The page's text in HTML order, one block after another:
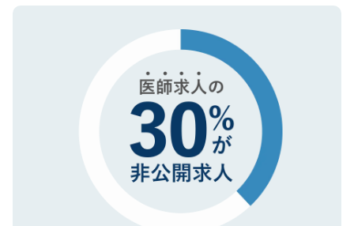
で、機密保持に関してもご安心ください。
ので、まずはご登録ください。